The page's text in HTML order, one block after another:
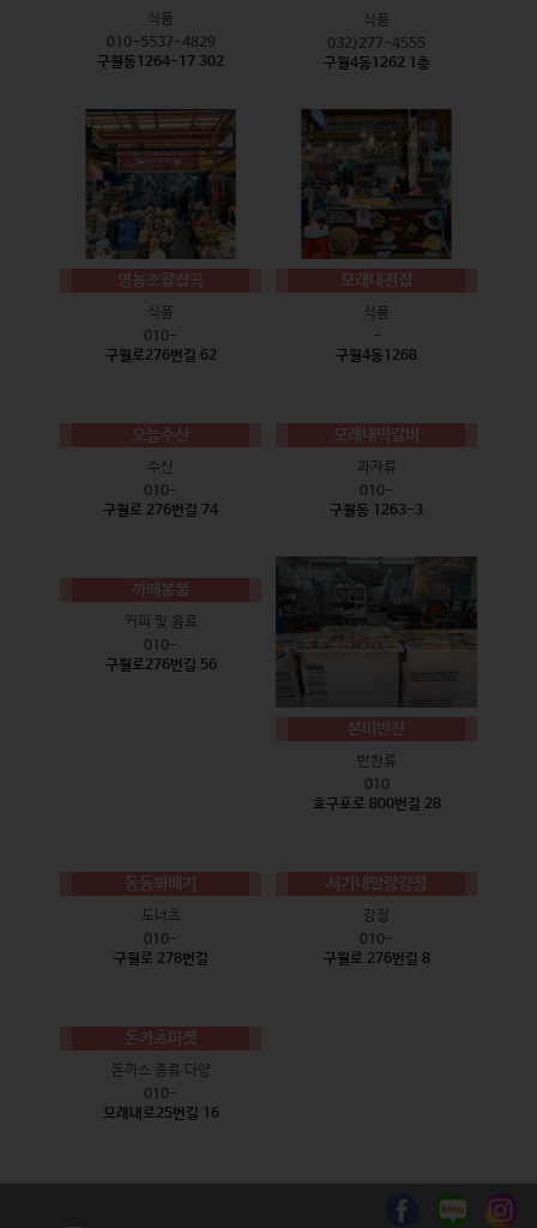
식품
010-5537-4829
구월동1264-17 302
식품
032)277-4555
구월4동1262 1층
영농조합잡곡
식품
010-
구월로276번길 62
모래내전집
식품
-
구월4동1268
오늘수산
수산
010-
구월로 276번길 74
모래내떡갈비
과자류
010-
구월동 1263-3
까페봄봄
커피 및 음료
010-
구월로276번길 56
본미반찬
반찬류
010
호구포로 800번길 28
동동꽈배기
도너츠
010-
구월로 278번길
서기네말랑강정
강정
010-
구월로 276번길 8
돈카츠마켓
돈까스 종류 다양
010-
모래내로25번길 16